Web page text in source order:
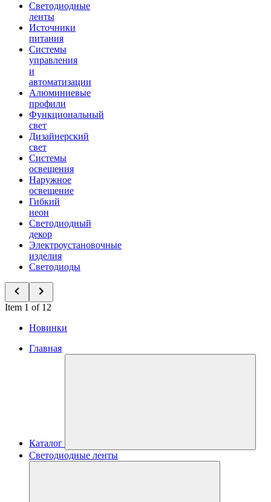
Светодиодные
ленты
Источники
питания
Системы
управления
и
автоматизации
Алюминиевые
профили
Функциональный
свет
Дизайнерский
свет
Системы
освещения
Наружное
освещение
Гибкий
неон
Светодиодный
декор
Электроустановочные
изделия
Светодиоды
Item 1 of 12
Новинки
Главная
Каталог
Светодиодные ленты